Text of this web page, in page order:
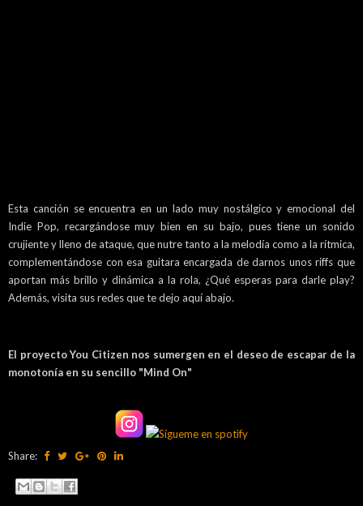
Esta canción se encuentra en un lado muy nostálgico y emocional del
Indie Pop, recargándose muy bien en su bajo, pues tiene un sonido
crujiente y lleno de ataque, que nutre tanto a la melodía como a la rítmica,
complementándose con esa guitara encargada de darnos unos riffs que
aportan más brillo y dinámica a la rola, ¿Qué esperas para darle play?
Además, visita sus redes que te dejo aquí abajo.
El proyecto You Citizen nos sumergen en el deseo de escapar de la
monotonía en su sencillo "Mind On"
Share: